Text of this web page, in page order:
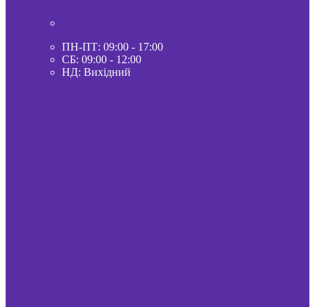
ПН-ПТ: 09:00 - 17:00
СБ: 09:00 - 12:00
НД: Вихідний